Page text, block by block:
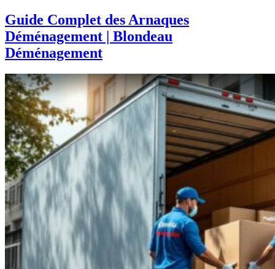
Guide Complet des Arnaques
Déménagement | Blondeau
Déménagement